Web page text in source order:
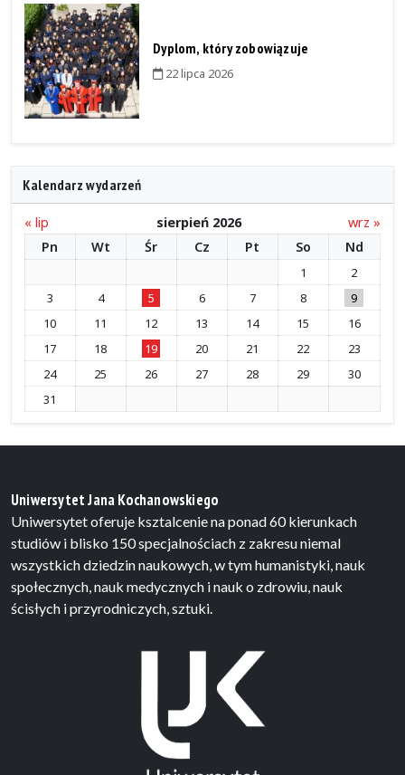
Dyplom, który zobowiązuje
22 lipca 2026
Kalendarz wydarzeń
« lip sierpień 2026
wrz »
Pn
Wt Śr Cz Pt So Nd
1
2
3
4 5 6 7 8
9
10
11 12 13 14 15
16
17
18 19 20 21 22
23
24
25 26 27 28 29
30
31
Uniwersytet Jana Kochanowskiego
Uniwersytet oferuje ksztalcenie na ponad 60 kierunkach
studiów i blisko 150 specjalnościach z zakresu niemal
wszystkich dziedzin naukowych, w tym humanistyki, nauk
społecznych, nauk medycznych i nauk o zdrowiu, nauk
ścisłych i przyrodniczych, sztuki.